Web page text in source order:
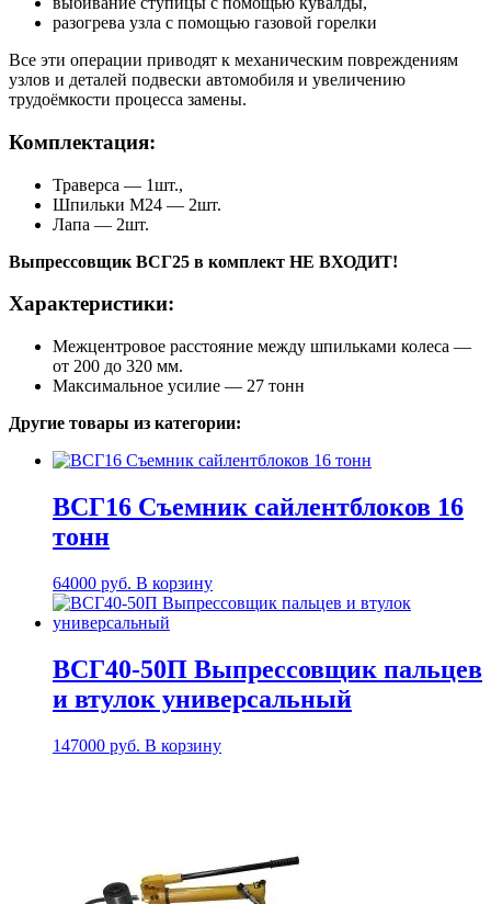
разогрева узла с помощью газовой горелки
Все эти операции приводят к механическим повреждениям
узлов и деталей подвески автомобиля и увеличению
трудоёмкости процесса замены.
Комплектация:
Траверса — 1шт.,
Шпильки М24 — 2шт.
Лапа — 2шт.
Выпрессовщик ВСГ25 в комплект НЕ ВХОДИТ!
Характеристики:
Межцентровое расстояние между шпильками колеса —
от 200 до 320 мм.
Максимальное усилие — 27 тонн
Другие товары из категории:
ВСГ16 Съемник сайлентблоков 16
тонн
64000 руб. В корзину
ВСГ40-50П Выпрессовщик пальцев
и втулок универсальный
147000 руб. В корзину